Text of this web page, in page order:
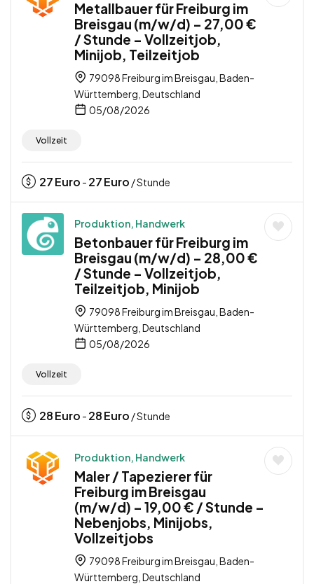
Metallbauer für Freiburg im
Breisgau (m/w/d) – 27,00 €
/ Stunde – Vollzeitjob,
Minijob, Teilzeitjob
79098 Freiburg im Breisgau, Baden-
Württemberg, Deutschland
05/08/2026
Vollzeit
27Euro - 27Euro / Stunde
Produktion, Handwerk
Betonbauer für Freiburg im
Breisgau (m/w/d) – 28,00 €
/ Stunde – Vollzeitjob,
Teilzeitjob, Minijob
79098 Freiburg im Breisgau, Baden-
Württemberg, Deutschland
05/08/2026
Vollzeit
28Euro - 28Euro / Stunde
Produktion, Handwerk
Maler / Tapezierer für
Freiburg im Breisgau
(m/w/d) – 19,00 € / Stunde –
Nebenjobs, Minijobs,
Vollzeitjobs
79098 Freiburg im Breisgau, Baden-
Württemberg, Deutschland